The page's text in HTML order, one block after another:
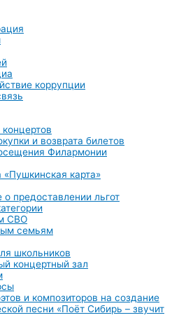
коррупции
и возврата билетов
Филармонии
карта»
предоставлении льгот
СВО
семьям
школьников
концертный зал
и композиторов на создание
песни «Поёт Сибирь – звучит